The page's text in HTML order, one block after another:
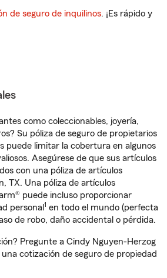
de seguro de inquilinos. ¡Es rápido y
como coleccionables, joyería,
Su póliza de seguro de propietarios
puede limitar la cobertura en algunos
Asegúrese de que sus artículos
con una póliza de artículos
TX. Una póliza de artículos
puede incluso proporcionar
personal 1 en todo el mundo (perfecta
de robo, daño accidental o pérdida.
Pregunte a Cindy Nguyen-Herzog
cotización de seguro de propiedad